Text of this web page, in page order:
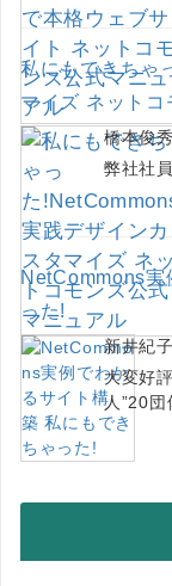
私にもできちゃ
マイズ ネット
橋本俊
弊社社
NetCommons実
った!
新井紀
大変好
人”20